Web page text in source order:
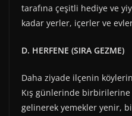
tarafına çeşitli hediye ve
kadar yerler, içerler ve
D. HERFENE (SIRA GEZME)
Daha ziyade ilçenin
Kış günlerinde
gelinerek yemekler yenir,